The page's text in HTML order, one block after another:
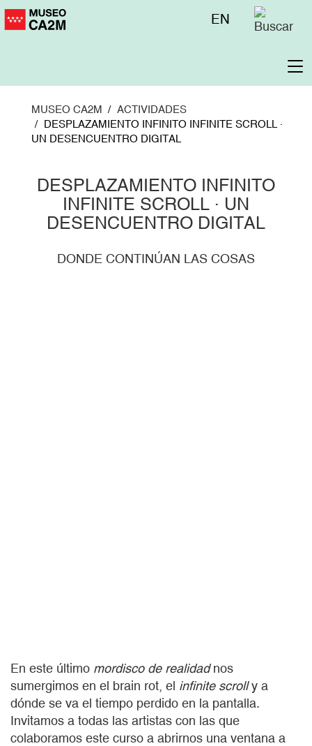
Pasar
Menú
EN
MUSEO CA2M
ACTIVIDADES
DESPLAZAMIENTO INFINITO INFINITE SCROLL ·
UN DESENCUENTRO DIGITAL
DESPLAZAMIENTO INFINITO
INFINITE SCROLL · UN
DESENCUENTRO DIGITAL
DONDE CONTINÚAN LAS COSAS
En este último mordisco de realidadnos
sumergimos en el brain rot, el infinite scrolly a
dónde se va el tiempo perdido en la pantalla.
Invitamos a todas las artistas con las que
colaboramos este curso a abrirnos una ventana a